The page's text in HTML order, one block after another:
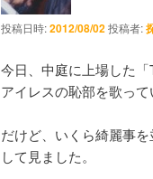
投稿日時:2012/08/02投稿者:
今日、中庭に上場した
アイレスの恥部を歌って
だけど、いくら綺麗事
して見ました。